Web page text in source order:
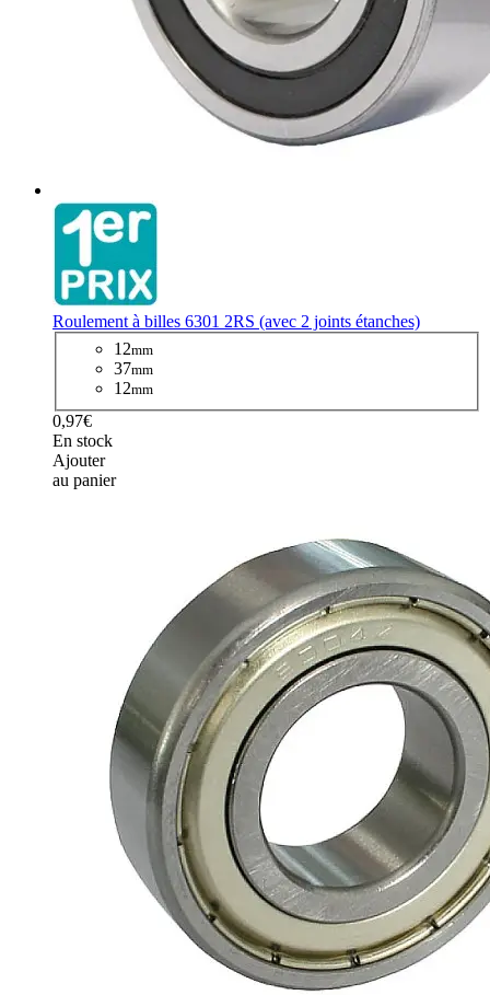
Roulement à billes 6301 2RS (avec 2 joints étanches)
12mm
37mm
12mm
0,97€
En stock
Ajouter
au panier